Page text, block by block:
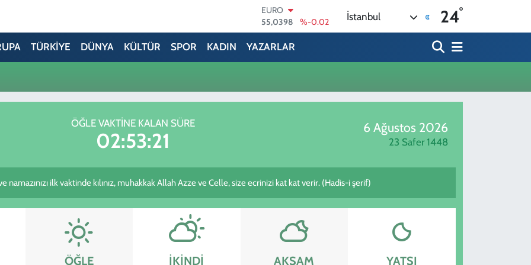
EURO
55,0398
%-0.02
STERLİN
64,1581
13.703
%11
BITCOIN
İstanbul 24°
TÜRKİYE DÜNYA KÜLTÜR SPOR KADIN YAZARLAR
ÖĞLE VAKTINE KALAN SÜRE
02:53:21
6 Ağustos 2026
23 Safer 1448
namazınızı ilk vaktinde kılınız, muhakkak Allah Azze ve Celle, size ecrinizi kat kat verir. (Hadis-i şerif)
ÖĞLE İKINDI AKŞAM YATSI